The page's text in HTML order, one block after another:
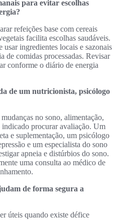
para evitar escolhas
refeições base com cereais
facilita escolhas saudáveis.
usar ingredientes locais e sazonais
de comidas processadas. Revisar
conforme o diário de energia
de um nutricionista, psicólogo
no sono, alimentação,
indicado procurar avaliação. Um
e suplementação, um psicólogo
e um especialista do sono
apneia e distúrbios do sono.
uma consulta ao médico de
de forma segura a
úteis quando existe défice